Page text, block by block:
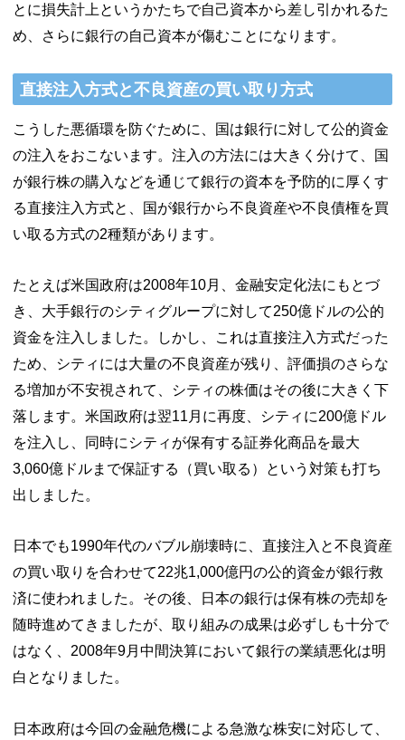
とに損失計上というかたちで自己資本から差し引かれるた
め、さらに銀行の自己資本が傷むことになります。
直接注入方式と不良資産の買い取り方式
こうした悪循環を防ぐために、国は銀行に対して公的資金
の注入をおこないます。注入の方法には大きく分けて、国
が銀行株の購入などを通じて銀行の資本を予防的に厚くす
る直接注入方式と、国が銀行から不良資産や不良債権を買
い取る方式の2種類があります。
たとえば米国政府は2008年10月、金融安定化法にもとづ
き、大手銀行のシティグループに対して250億ドルの公的
資金を注入しました。しかし、これは直接注入方式だった
ため、シティには大量の不良資産が残り、評価損のさらな
る増加が不安視されて、シティの株価はその後に大きく下
落します。米国政府は翌11月に再度、シティに200億ドル
を注入し、同時にシティが保有する証券化商品を最大
3,060億ドルまで保証する（買い取る）という対策も打ち
出しました。
日本でも1990年代のバブル崩壊時に、直接注入と不良資産
の買い取りを合わせて22兆1,000億円の公的資金が銀行救
済に使われました。その後、日本の銀行は保有株の売却を
随時進めてきましたが、取り組みの成果は必ずしも十分で
はなく、2008年9月中間決算において銀行の業績悪化は明
白となりました。
日本政府は今回の金融危機による急激な株安に対応して、